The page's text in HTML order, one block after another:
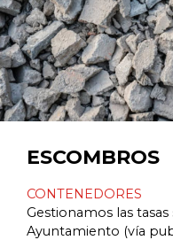
ESCOMBROS
CONTENEDORES
Gestionamos las
Ayuntamiento (vía